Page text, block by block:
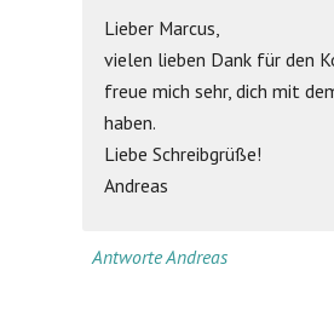
Lieber Marcus,
vielen lieben Dank für den
freue mich sehr, dich mit
haben.
Liebe Schreibgrüße!
Andreas
Antworte Andreas